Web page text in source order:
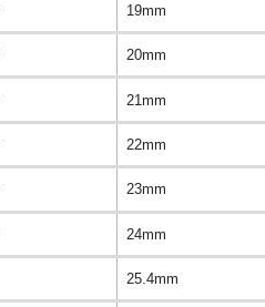
19mm
20mm
21mm
22mm
23mm
24mm
25.4mm